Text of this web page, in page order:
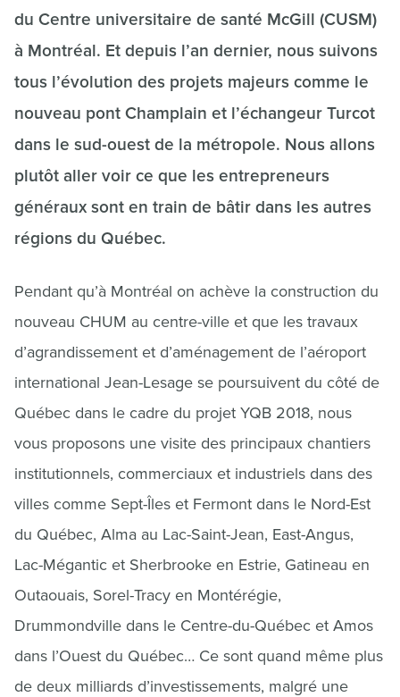
du Centre universitaire de santé McGill (CUSM)
à Montréal. Et depuis l’an dernier, nous suivons
tous l’évolution des projets majeurs comme le
nouveau pont Champlain et l’échangeur Turcot
dans le sud-ouest de la métropole. Nous allons
plutôt aller voir ce que les entrepreneurs
généraux sont en train de bâtir dans les autres
régions du Québec.
Pendant qu’à Montréal on achève la construction du
nouveau CHUM au centre-ville et que les travaux
d’agrandissement et d’aménagement de l’aéroport
international Jean-Lesage se poursuivent du côté de
Québec dans le cadre du projet YQB 2018, nous
vous proposons une visite des principaux chantiers
institutionnels, commerciaux et industriels dans des
villes comme Sept-Îles et Fermont dans le Nord-Est
du Québec, Alma au Lac-Saint-Jean, East-Angus,
Lac-Mégantic et Sherbrooke en Estrie, Gatineau en
Outaouais, Sorel-Tracy en Montérégie,
Drummondville dans le Centre-du-Québec et Amos
dans l’Ouest du Québec… Ce sont quand même plus
de deux milliards d’investissements, malgré une